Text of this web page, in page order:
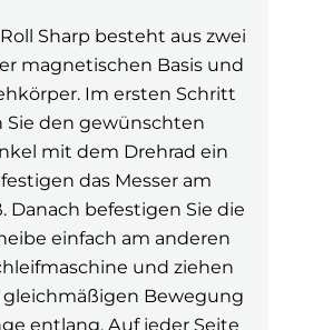
Sharp besteht aus zwei
magnetischen Basis und
Im ersten Schritt
Sie den gewünschten
mit dem Drehrad ein
das Messer am
Danach befestigen Sie die
einfach am anderen
und ziehen
gleichmäßigen Bewegung
entlang. Auf jeder Seite